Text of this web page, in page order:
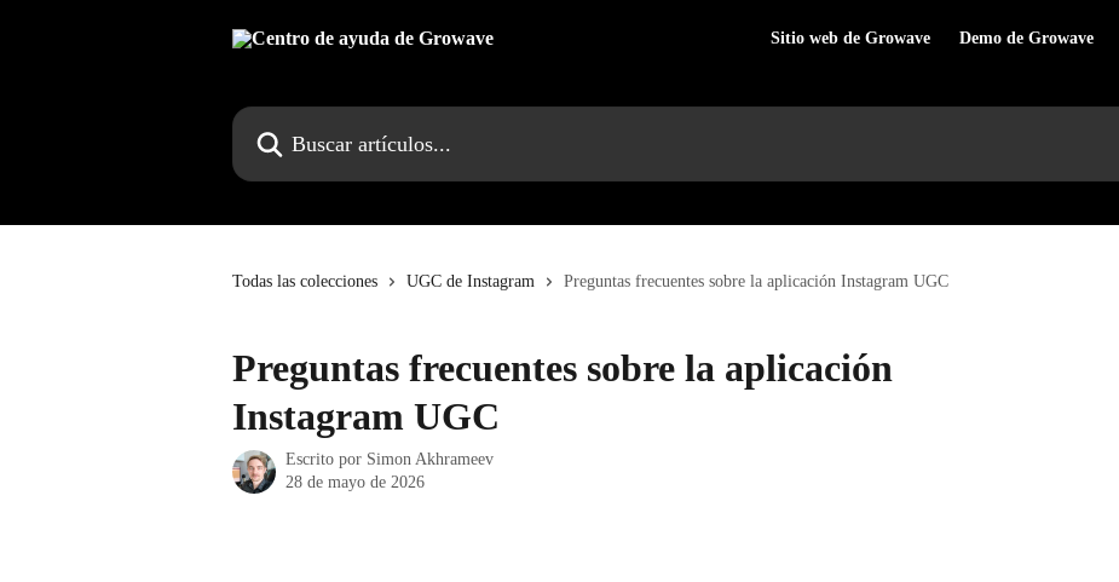
Sitio web de Growave Demo de Growave
Buscar artículos...
Todas las colecciones UGC de Instagram Preguntas frecuentes sobre la aplicación Instagram UGC
Preguntas frecuentes sobre la aplicación
Instagram UGC
Escrito por Simon Akhrameev
28 de mayo de 2026